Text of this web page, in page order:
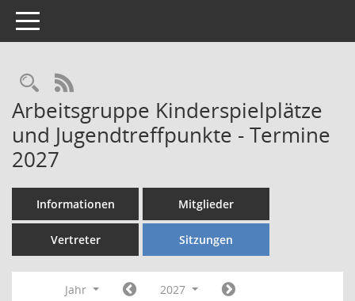
Toggle navigation
Rechercheauswahl
RSS-Feed
Arbeitsgruppe Kinderspielplätze
und Jugendtreffpunkte - Termine
2027
Informationen Mitglieder
Vertreter Sitzungen
Jahr 2027